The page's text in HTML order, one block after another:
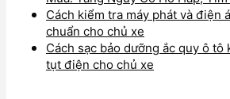
Cách kiểm tra máy phát và điện
chuẩn cho chủ xe
Cách sạc bảo dưỡng ắc quy ô
tụt điện cho chủ xe